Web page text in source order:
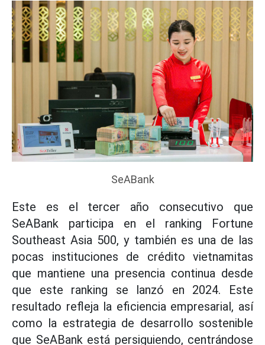
SeABank
Este es el tercer año consecutivo que
SeABank participa en el ranking Fortune
Southeast Asia 500, y también es una de las
pocas instituciones de crédito vietnamitas
que mantiene una presencia continua desde
que este ranking se lanzó en 2024. Este
resultado refleja la eficiencia empresarial, así
como la estrategia de desarrollo sostenible
que SeABank está persiguiendo, centrándose